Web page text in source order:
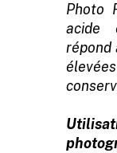
Photo
acide
répond